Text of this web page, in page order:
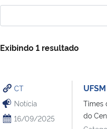
Exibindo 1 resultado
CT
Notícia
16/09/2025
Times
do